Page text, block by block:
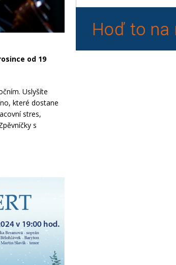
od 19
Uslyšíte
které dostane
stres,
s